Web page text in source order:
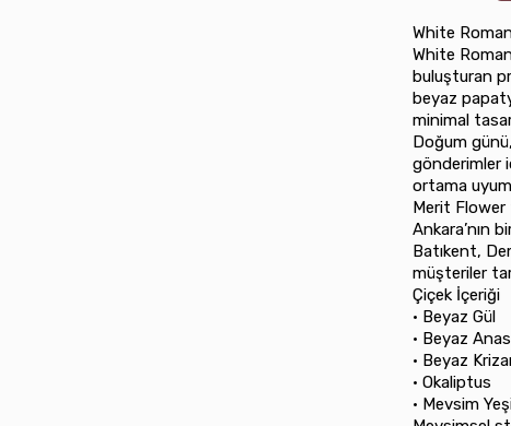
White
White
buluşturan
beyaz
minimal
Doğum
gönderimler
ortama
Merit Flower
Ankara’nın
Batıkent,
müşteriler
Çiçek İçeriği
•⁠ ⁠Beyaz Gül
•⁠ ⁠Beyaz
•⁠ ⁠Beyaz
•⁠ ⁠Okaliptus
•⁠ ⁠Mevsim